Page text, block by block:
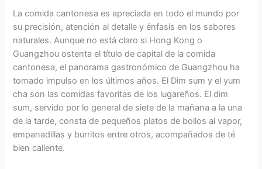
La comida cantonesa es apreciada en todo el mundo por
su precisión, atención al detalle y énfasis en los sabores
naturales. Aunque no está claro si Hong Kong o
Guangzhou ostenta el título de capital de la comida
cantonesa, el panorama gastronómico de Guangzhou ha
tomado impulso en los últimos años. El Dim sum y el yum
cha son las comidas favoritas de los lugareños. El dim
sum, servido por lo general de siete de la mañana a la una
de la tarde, consta de pequeños platos de bollos al vapor,
empanadillas y burritos entre otros, acompañados de té
bien caliente.